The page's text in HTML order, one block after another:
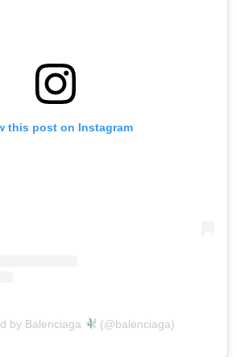
this post on Instagram
by Balenciaga (@balenciaga)